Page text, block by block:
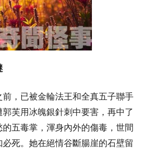
，已被金輪法王和全真五子聯手
芙用冰魄銀針刺中要害，再中了
五毒掌，渾身內外的傷毒，世間
死。她在絕情谷斷腸崖的石壁留